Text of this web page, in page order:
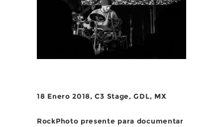
18 Enero 2018, C3 Stage, GDL, MX
RockPhoto presente para documentar